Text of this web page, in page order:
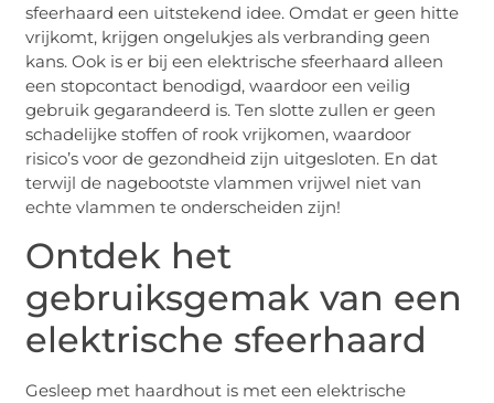
sfeerhaard een uitstekend idee. Omdat er geen hitte
vrijkomt, krijgen ongelukjes als verbranding geen
kans. Ook is er bij een elektrische sfeerhaard alleen
een stopcontact benodigd, waardoor een veilig
gebruik gegarandeerd is. Ten slotte zullen er geen
schadelijke stoffen of rook vrijkomen, waardoor
risico’s voor de gezondheid zijn uitgesloten. En dat
terwijl de nagebootste vlammen vrijwel niet van
echte vlammen te onderscheiden zijn!
Ontdek het
gebruiksgemak van een
elektrische sfeerhaard
Gesleep met haardhout is met een elektrische